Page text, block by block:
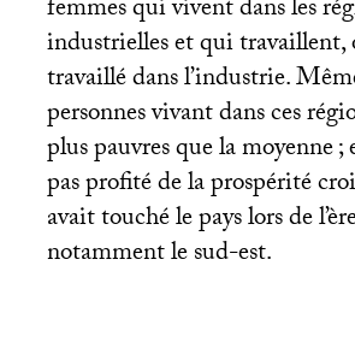
femmes qui vivent dans les
industrielles et qui travaillent,
travaillé dans l’industrie.
personnes vivant dans ces
plus pauvres que la moyenne;
pas profité de la prospérité
avait touché le pays lors de
notamment le sud-est.